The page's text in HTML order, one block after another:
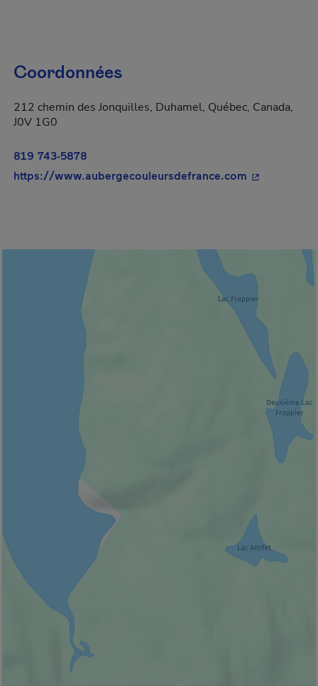
Coordonnées
212 chemin des Jonquilles, Duhamel, Québec, Canada,
J0V 1G0
819 743-5878
https://www.aubergecouleursdefrance.com - Cet